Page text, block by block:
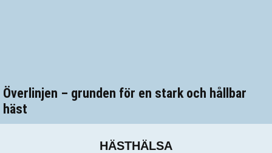
Överlinjen – grunden för en stark och hållbar
häst
HÄSTHÄLSA